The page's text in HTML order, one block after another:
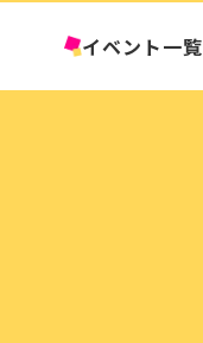
イベント一覧